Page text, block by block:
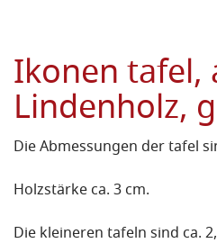
Ikonen tafel,
Lindenholz,
Die Abmessungen der tafel
Holzstärke ca. 3 cm.
Die kleineren tafeln sind ca.